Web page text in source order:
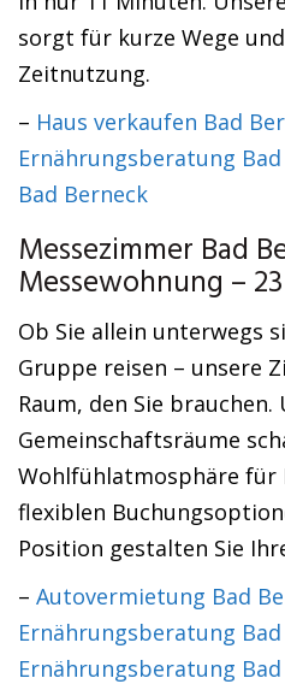
sorgt für kurze Wege
Zeitnutzung.
– Haus verkaufen Bad
Ernährungsberatung
Bad Berneck
Messezimmer Bad
Messewohnung –
Ob Sie allein unterwegs
Gruppe reisen – unsere
Raum, den Sie brauchen.
Gemeinschaftsräume
Wohlfühlatmosphäre für
flexiblen
Position gestalten Sie
– Autovermietung Bad
Ernährungsberatung
Ernährungsberatung